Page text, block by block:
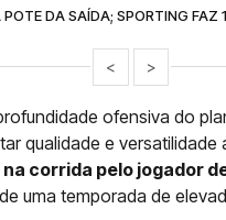
DA SAÍDA; SPORTING FAZ
< >
ofensiva do
qualidade e
corrida pelo jogador
uma temporada de